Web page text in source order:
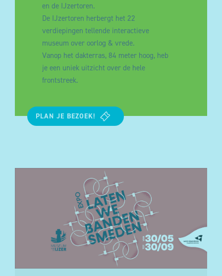
en de IJzertoren.
De IJzertoren herbergt het 22
verdiepingen tellende interactieve
museum over oorlog & vrede.
Vanop het dakterras, 84 meter hoog, heb
je een uniek uitzicht over de hele
frontstreek.
PLAN JE BEZOEK!